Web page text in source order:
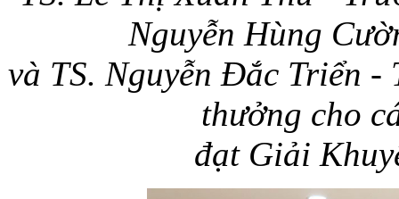
Nguyễn Hùng
và TS. Nguyễn Đắc Triển
thưởng cho
đạt Giải